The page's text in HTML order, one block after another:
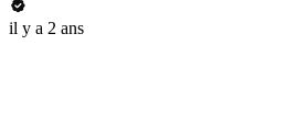
il y a 2 ans